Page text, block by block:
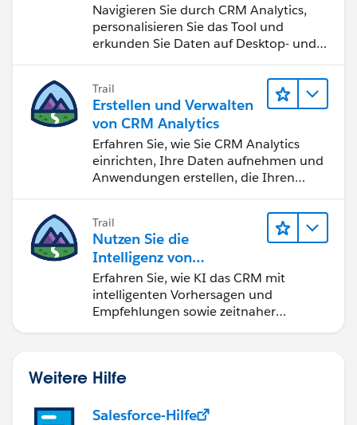
Navigieren Sie durch CRM Analytics,
personalisieren Sie das Tool und
erkunden Sie Daten auf Desktop- und
Trail
Erstellen und Verwalten
von CRM Analytics
Erfahren Sie, wie Sie CRM Analytics
einrichten, Ihre Daten aufnehmen und
Anwendungen erstellen, die Ihren
Trail
Nutzen Sie die
Intelligenz von
Salesforce Einstein
Erfahren Sie, wie KI das CRM mit
intelligenten Vorhersagen und
Empfehlungen sowie zeitnaher
Weitere Hilfe
Salesforce-Hilfe